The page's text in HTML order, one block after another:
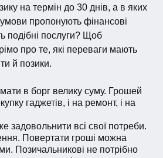
на термін до 30 днів, а в яких
пропонують фінансові
подібні послуги? Щоб
про те, які переваги мають
й позики.
в борг велику суму. Грошей
гаджетів, і на ремонт, і на
задовольнити всі свої потреби.
Повертати гроші можна
Позичальникові не потрібно